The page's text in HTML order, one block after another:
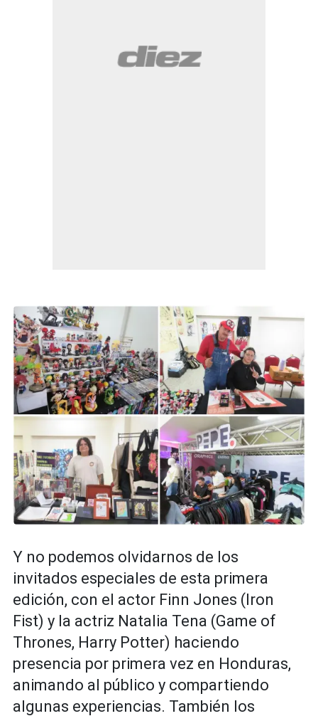
Y no podemos olvidarnos de los
invitados especiales de esta primera
edición, con el actor Finn Jones (Iron
Fist) y la actriz Natalia Tena (Game of
Thrones, Harry Potter) haciendo
presencia por primera vez en Honduras,
animando al público y compartiendo
algunas experiencias. También los